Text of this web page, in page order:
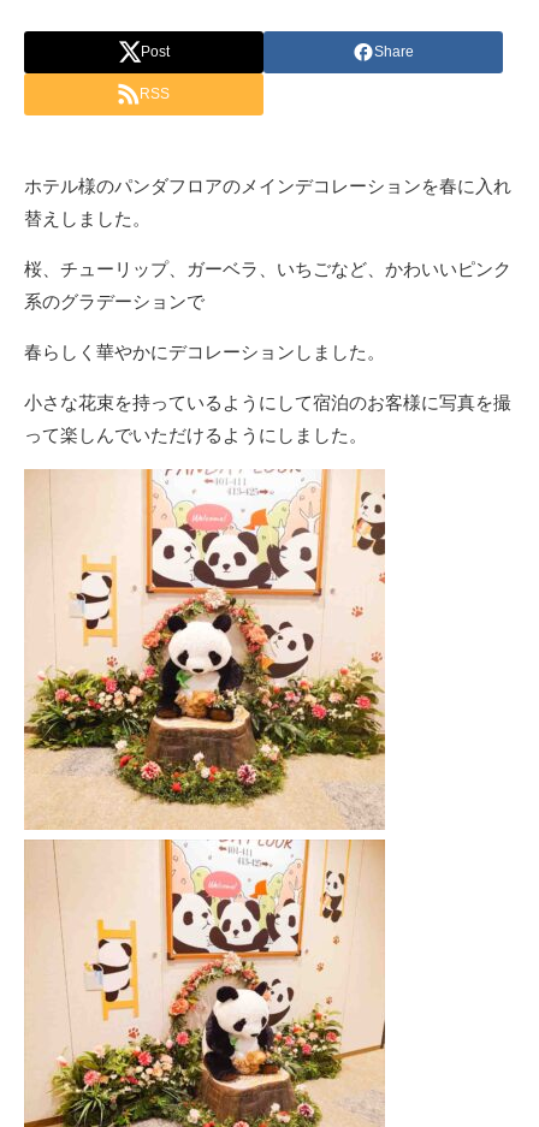
Post Share
RSS
ホテル様のパンダフロアのメインデコレーションを春に入れ
替えしました。
桜、チューリップ、ガーベラ、いちごなど、かわいいピンク
系のグラデーションで
春らしく華やかにデコレーションしました。
小さな花束を持っているようにして宿泊のお客様に写真を撮
って楽しんでいただけるようにしました。